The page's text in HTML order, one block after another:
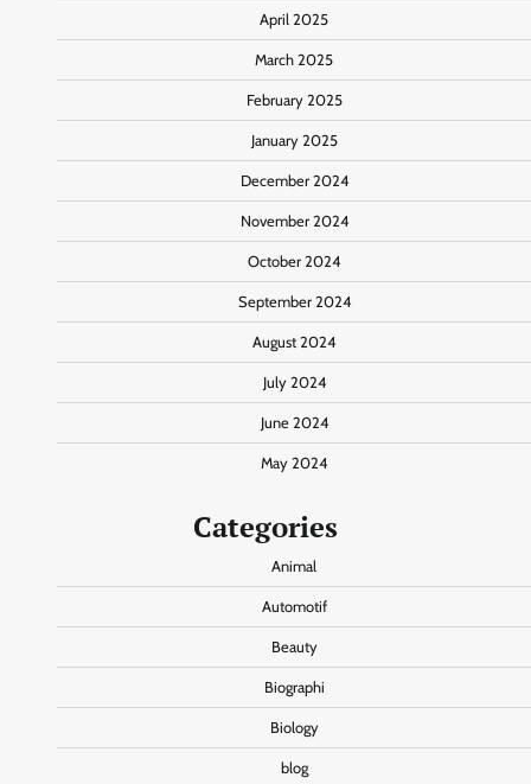
April 2025
March 2025
February 2025
January 2025
December 2024
November 2024
October 2024
September 2024
August 2024
July 2024
June 2024
May 2024
Categories
Animal
Automotif
Beauty
Biographi
Biology
blog